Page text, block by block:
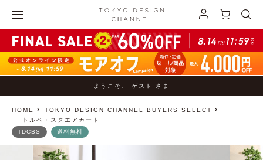
ようこそ、 ゲスト さま
HOME
TOKYO DESIGN CHANNEL BUYERS SELECT
トルペ・スクエアカート
TDCBS 送料無料